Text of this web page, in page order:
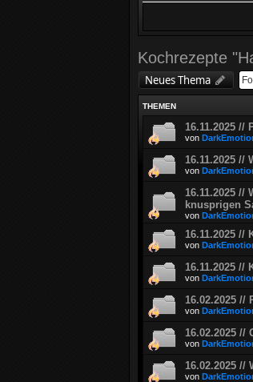
Kochrezepte
Neues Thema
THEMEN
16.11.2025 //
von
16.11.2025 //
von
16.11.2025
knusprigen
von
16.11.2025
von
16.11.2025 //
von
16.02.2025 //
von
16.02.2025 //
von
16.02.2025
von